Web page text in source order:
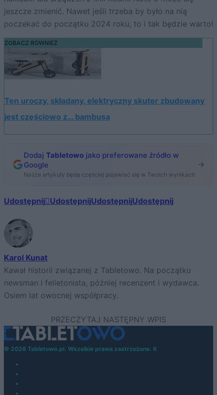
jeszcze zmienić. Nawet jeśli trzeba by było na nią
poczekać do początku 2024 roku, to i tak będzie warto!
ZOBACZ RÓWNIEŻ
Ten uroczy, składany, elektryczny skuter zbudowany
jest częściowo z… bambusa
Dodaj Tabletowo jako preferowane źródło w
Google
Nasze artykuły będą częściej pojawiać się w Twoich wynikach
Udostępnij UdostępnijUdostępnijUdostępnij
Karol Kunat
Kawał historii związanej z Tabletowo. Na początku
newsman i felietonista, później recenzent i wydawca.
Osiem lat owocnej współpracy.
© 2026 Tabletowo.pl. Wszelkie prawa zastrzeżone. K